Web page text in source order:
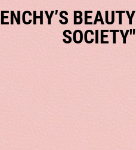
BEAUTY
SOCIETY"